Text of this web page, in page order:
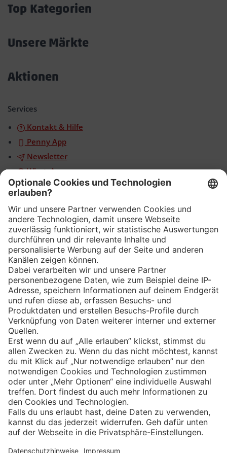
Top Kategorien
Unsere Märkte
Aktionen
Services
Kontakt & Hilfe
Penny App
Newsletter
WhatsApp
App
Eishockey
Impressum